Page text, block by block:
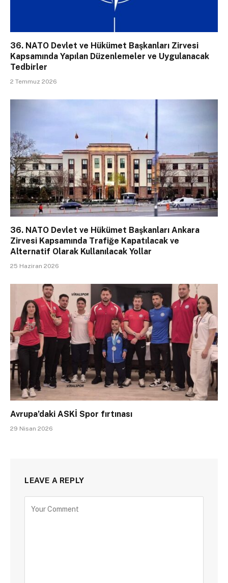
36. NATO Devlet ve Hükümet Başkanları Zirvesi
Kapsamında Yapılan Düzenlemeler ve Uygulanacak
Tedbirler
2 Temmuz 2026
36. NATO Devlet ve Hükümet Başkanları Ankara
Zirvesi Kapsamında Trafiğe Kapatılacak ve
Alternatif Olarak Kullanılacak Yollar
25 Haziran 2026
Avrupa’daki ASKİ Spor fırtınası
29 Nisan 2026
LEAVE A REPLY